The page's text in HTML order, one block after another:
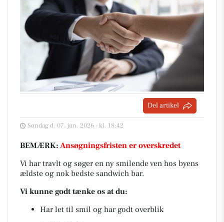
Del artikel
Søndag d. 07. jun. 2026 - kl. 18:42
BEMÆRK: Ansøgningsfristen er overskredet
Vi har travlt og søger en ny smilende ven hos byens
ældste og nok bedste sandwich bar.
Vi kunne godt tænke os at du:
Har let til smil og har godt overblik